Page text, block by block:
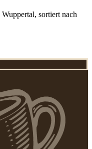
Wuppertal, sortiert nach